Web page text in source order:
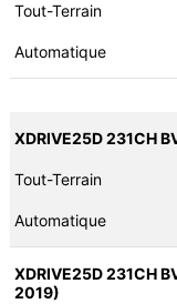
Tout-Terrain
Automatique
XDRIVE25D 231CH
Tout-Terrain
Automatique
XDRIVE25D 231CH
2019)